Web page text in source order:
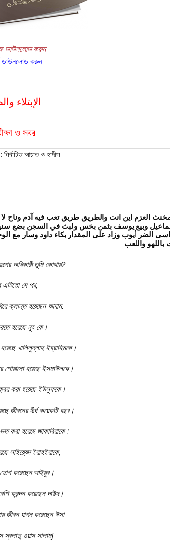
ডাউনলোড করুন
ডাউনলোড করুন
الإبتلاء
ও সবর
নির্বাচিত আয়াত ও হাদীস
مخنث العزم اين انت والطريق طريق تعب فيه آدم وناح
وبيع يوسف بثمن بخس ولبث في السجن بضع
الضر أيوب وزاد على المقدار بكاء داود وسار مع
باللهو واللعب
অধিকারী তুমি কোথায়?
এটিতো সে পথ,
ক্লান্ত হয়েছেন আদাম,
হয়েছে নুহ কে।
খালিলুল্লাহ ইব্রাহিমকে।
শোয়ানো হয়েছে ইসমাঈলকে।
করা হয়েছে ইউসুফকে।
জীবনের দীর্ঘ কয়েকটি বছর।
করা হয়েছে জাকারিয়াকে।
সাইয়্যেদ ইয়াহইয়াকে,
ভোগ করেছেন আইয়ুব।
ক্রন্দন করেছেন দাউদ।
জীবন যাপন করেছেন ঈসা
ওয়াস সালাম]